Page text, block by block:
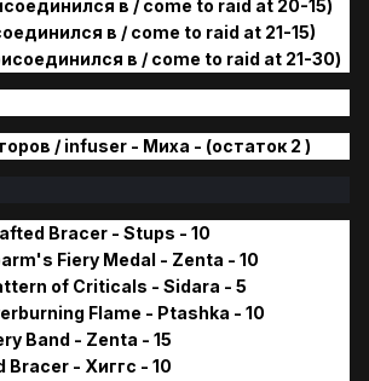
в / come to raid at 20-15)
в / come to raid at 21-15)
в / come to raid at 21-30)
/ infuser - Миха - (остаток 2 )
Bracer - Stups - 10
Fiery Medal - Zenta - 10
of Criticals - Sidara - 5
Flame - Ptashka - 10
Band - Zenta - 15
- Хиггс - 10